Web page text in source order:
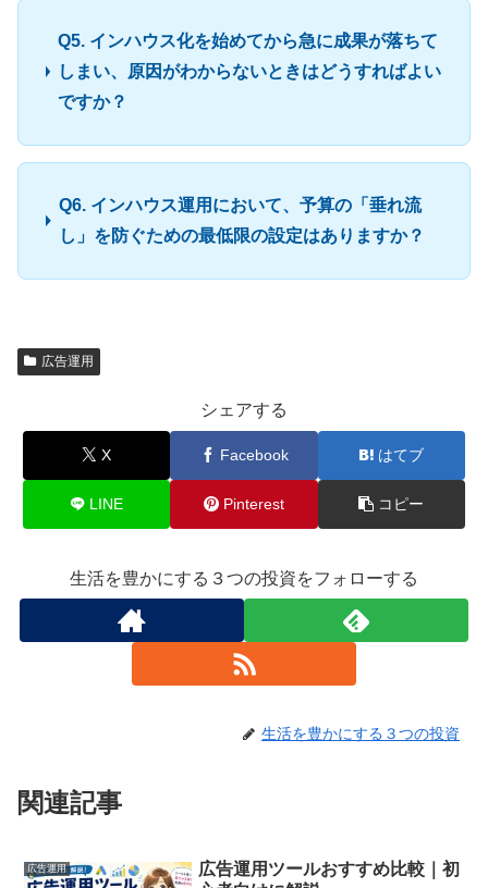
Q5. インハウス化を始めてから急に成果が落ちて
しまい、原因がわからないときはどうすればよい
ですか？
Q6. インハウス運用において、予算の「垂れ流
し」を防ぐための最低限の設定はありますか？
広告運用
シェアする
X Facebook はてブ
LINE Pinterest コピー
生活を豊かにする３つの投資をフォローする
生活を豊かにする３つの投資
関連記事
広告運用
広告運用ツールおすすめ比較｜初